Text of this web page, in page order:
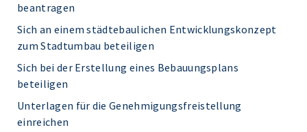
beantragen
Sich an einem städtebaulichen Entwicklungskonzept
zum Stadtumbau beteiligen
Sich bei der Erstellung eines Bebauungsplans
beteiligen
Unterlagen für die Genehmigungsfreistellung
einreichen